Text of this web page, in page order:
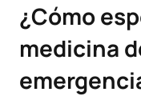
¿Cómo
medicina